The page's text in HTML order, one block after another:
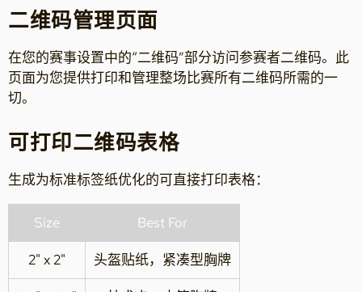
二维码管理页面
在您的赛事设置中的“二维码”部分访问参赛者二维码。此
页面为您提供打印和管理整场比赛所有二维码所需的一
切。
可打印二维码表格
生成为标准标签纸优化的可直接打印表格：
Size Best For
2" x 2" 头盔贴纸，紧凑型胸牌